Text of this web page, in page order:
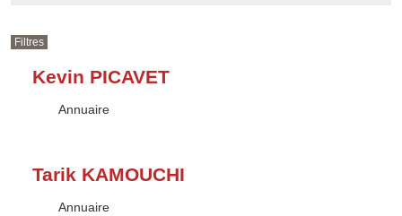
Filtres
Kevin PICAVET
Type :
Annuaire
Tarik KAMOUCHI
Type :
Annuaire